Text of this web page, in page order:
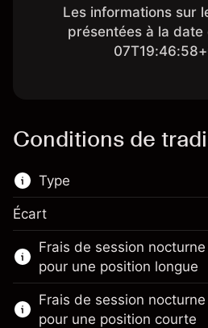
Les informations sur
présentées à la
Conditions de
Type
Ce marché financier est
trading de CFD.
En savoir plus sur :
CFD
Écart
Frais de session nocturne
pour une position longue
Frais de session nocturne
pour une position courte